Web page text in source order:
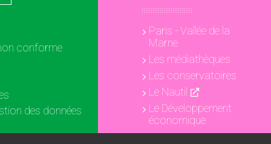
conforme
des données
Paris - Vallée de la
Marne
Les médiathèques
Les conservatoires
Le Nautil
Le Développement
économique